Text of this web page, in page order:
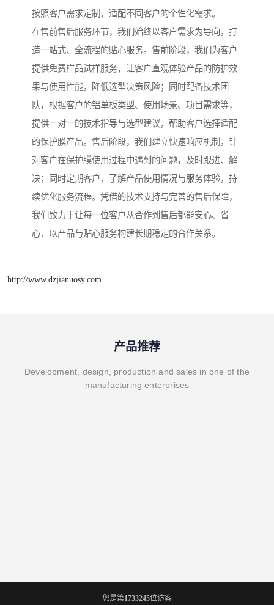
按照客户需求定制，适配不同客户的个性化需求。
在售前售后服务环节，我们始终以客户需求为导向，打
造一站式、全流程的贴心服务。售前阶段，我们为客户
提供免费样品试样服务，让客户直观体验产品的防护效
果与使用性能，降低选型决策风险；同时配备技术团
队，根据客户的铝单板类型、使用场景、项目需求等，
提供一对一的技术指导与选型建议，帮助客户选择适配
的保护膜产品。售后阶段，我们建立快速响应机制，针
对客户在保护膜使用过程中遇到的问题，及时跟进、解
决；同时定期客户，了解产品使用情况与服务体验，持
续优化服务流程。凭借的技术支持与完善的售后保障，
我们致力于让每一位客户从合作到售后都能安心、省
心，以产品与贴心服务构建长期稳定的合作关系。
http://www.dzjianuosy.com
产品推荐
Development, design, production and sales in one of the
manufacturing enterprises
您是第1733245位访客